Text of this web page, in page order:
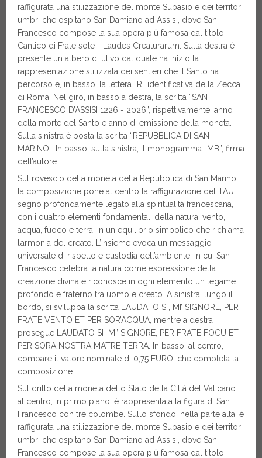
raffigurata una stilizzazione del monte Subasio e dei territori
umbri che ospitano San Damiano ad Assisi, dove San
Francesco compose la sua opera più famosa dal titolo
Cantico di Frate sole - Laudes Creaturarum. Sulla destra è
presente un albero di ulivo dal quale ha inizio la
rappresentazione stilizzata dei sentieri che il Santo ha
percorso e, in basso, la lettera “R” identificativa della Zecca
di Roma. Nel giro, in basso a destra, la scritta “SAN
FRANCESCO D’ASSISI 1226 - 2026”, rispettivamente, anno
della morte del Santo e anno di emissione della moneta.
Sulla sinistra è posta la scritta “REPUBBLICA DI SAN
MARINO”. In basso, sulla sinistra, il monogramma “MB”, firma
dell’autore.
Sul rovescio della moneta della Repubblica di San Marino:
la composizione pone al centro la raffigurazione del TAU,
segno profondamente legato alla spiritualità francescana,
con i quattro elementi fondamentali della natura: vento,
acqua, fuoco e terra, in un equilibrio simbolico che richiama
l’armonia del creato. L’insieme evoca un messaggio
universale di rispetto e custodia dell’ambiente, in cui San
Francesco celebra la natura come espressione della
creazione divina e riconosce in ogni elemento un legame
profondo e fraterno tra uomo e creato. A sinistra, lungo il
bordo, si sviluppa la scritta LAUDATO SI’, MI’ SIGNORE, PER
FRATE VENTO ET PER SOR’ACQUA, mentre a destra
prosegue LAUDATO SI’, MI’ SIGNORE, PER FRATE FOCU ET
PER SORA NOSTRA MATRE TERRA. In basso, al centro,
compare il valore nominale di 0,75 EURO, che completa la
composizione.
Sul dritto della moneta dello Stato della Città del Vaticano:
al centro, in primo piano, è rappresentata la figura di San
Francesco con tre colombe. Sullo sfondo, nella parte alta, è
raffigurata una stilizzazione del monte Subasio e dei territori
umbri che ospitano San Damiano ad Assisi, dove San
Francesco compose la sua opera più famosa dal titolo